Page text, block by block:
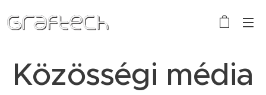
Közösségi média